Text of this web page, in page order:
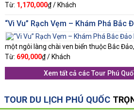
Từ: 1,170,000₫ / Khách
“Vi Vu” Rạch Vẹm – Khám Phá Bắc
một ngôi làng chài ven biển thuộc Bắc Đảo,
Từ: 690,000₫ / Khách
Xem tất cả cácTour Phú
TOUR DU LỊCH PHÚ QUỐC